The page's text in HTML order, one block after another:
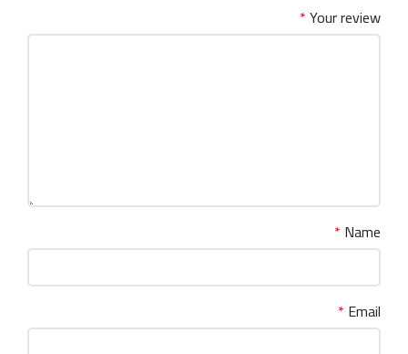
Your review
*
Name
*
Email
*